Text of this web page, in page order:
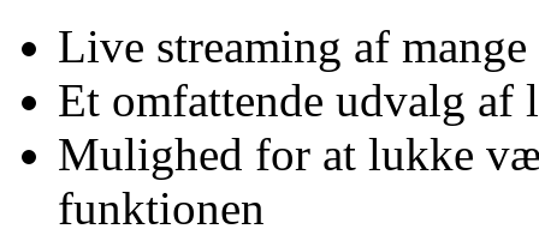
Live streaming af
Et omfattende udvalg af
Mulighed for at lukke
funktionen